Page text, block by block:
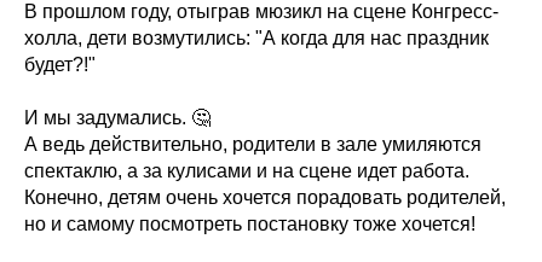
В прошлом году, отыграв мюзикл на сцене Конгресс-
холла, дети возмутились: "А когда для нас праздник
будет?!"
И мы задумались. 🤔
А ведь действительно, родители в зале умиляются
спектаклю, а за кулисами и на сцене идет работа.
Конечно, детям очень хочется порадовать родителей,
но и самому посмотреть постановку тоже хочется!